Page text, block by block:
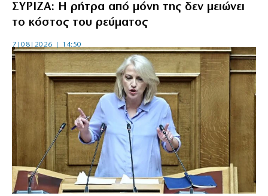
ΣΥΡΙΖΑ: Η ρήτρα από μόνη της δεν μειώνει
το κόστος του ρεύματος
7|08|2026 | 14:50